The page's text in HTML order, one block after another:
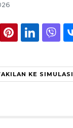
KE SIMULASI